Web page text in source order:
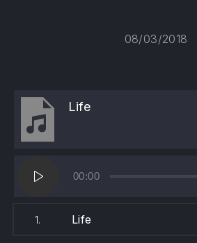
08/03/2018
Life
audio
00:00
1. Life